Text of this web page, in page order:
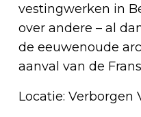
vestingwerken in
over andere – al
de eeuwenoude
aanval van de
Locatie: Verborgen